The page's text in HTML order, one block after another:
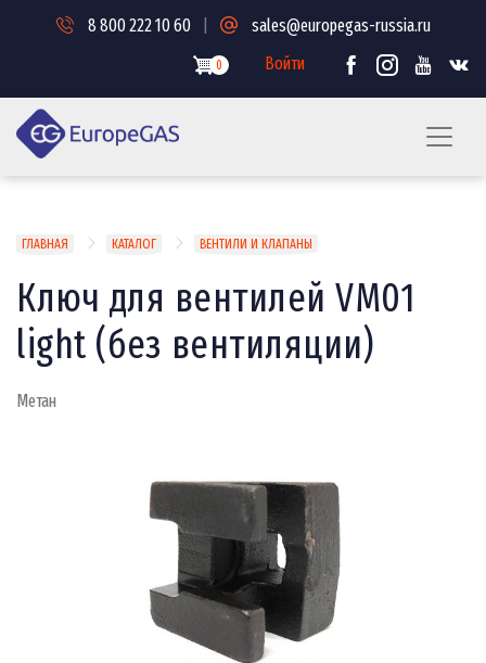
8 800 222 10 60 sales@europegas-russia.ru
0 Войти
Строка
навигации
ГЛАВНАЯ КАТАЛОГ ВЕНТИЛИ И КЛАПАНЫ
Ключ для вентилей VM01
light (без вентиляции)
Метан